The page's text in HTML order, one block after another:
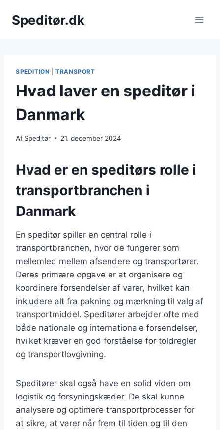
Speditør.dk
SPEDITION |TRANSPORT
Hvad laver en speditør i
Danmark
Af Speditør 21. december 2024
Hvad er en speditørs rolle i
transportbranchen i
Danmark
En speditør spiller en central rolle i
transportbranchen, hvor de fungerer som
mellemled mellem afsendere og transportører.
Deres primære opgave er at organisere og
koordinere forsendelser af varer, hvilket kan
inkludere alt fra pakning og mærkning til valg af
transportmiddel. Speditører arbejder ofte med
både nationale og internationale forsendelser,
hvilket kræver en god forståelse for toldregler
og transportlovgivning.
Speditører skal også have en solid viden om
logistik og forsyningskæder. De skal kunne
analysere og optimere transportprocesser for
at sikre, at varer når frem til tiden og til den